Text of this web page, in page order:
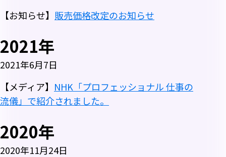
【お知らせ】 販売価格改定のお知らせ
2021年
2021年6月7日
【メディア】 NHK「プロフェッショナル 仕事の
流儀」で紹介されました。
2020年
2020年11月24日